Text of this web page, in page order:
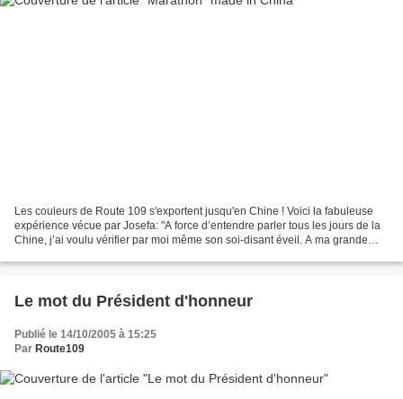
Les couleurs de Route 109 s'exportent jusqu'en Chine ! Voici la fabuleuse
expérience vécue par Josefa: "A force d’entendre parler tous les jours de la
Chine, j’ai voulu vérifier par moi même son soi-disant éveil. A ma grande
Le mot du Président d'honneur
Publié le 14/10/2005 à 15:25
Par Route109